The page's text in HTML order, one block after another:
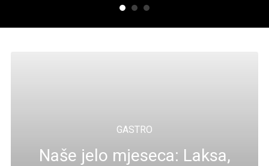
GASTRO
Naše jelo mjeseca: Laksa,